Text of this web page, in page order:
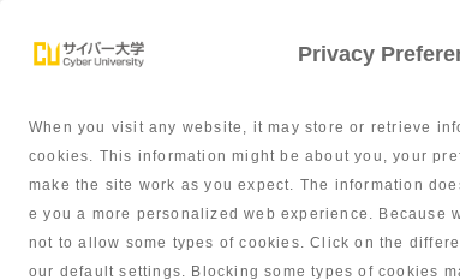
Privacy
When you visit any website, it may store or retrieve
cookies. This information might be about you, your
make the site work as you expect. The information
e you a more personalized web experience. Because
not to allow some types of cookies. Click on the
our default settings. Blocking some types of cookies